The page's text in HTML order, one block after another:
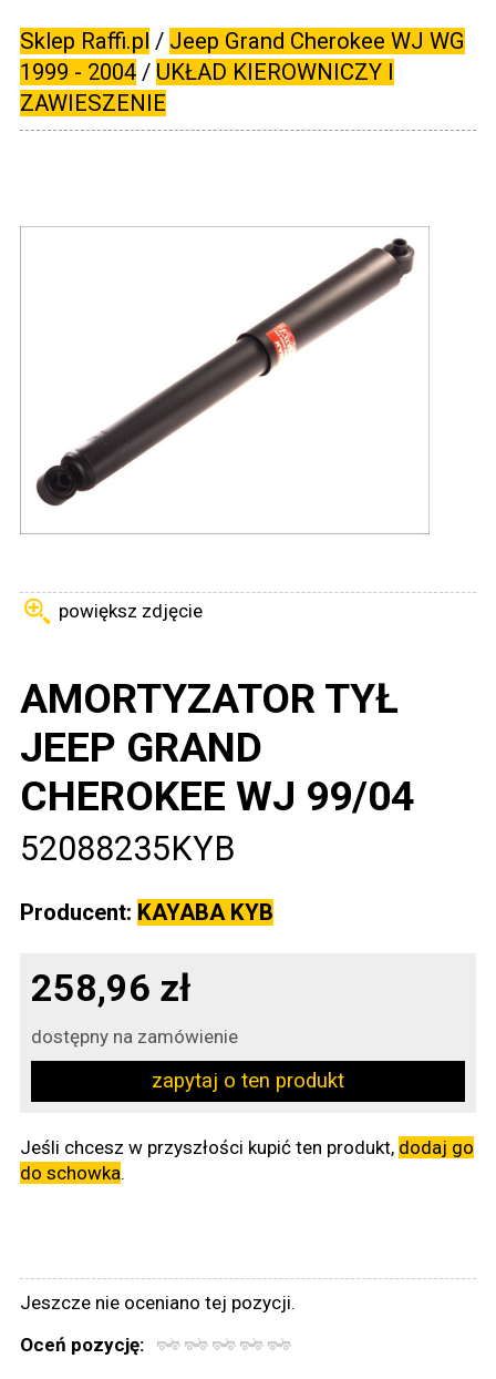
Sklep Raffi.pl / Jeep Grand Cherokee WJ WG
1999 - 2004/ UKŁAD KIEROWNICZY I
ZAWIESZENIE
powiększ zdjęcie
AMORTYZATOR TYŁ
JEEP GRAND
CHEROKEE WJ 99/04
52088235KYB
Producent: KAYABA KYB
258,96 zł
dostępny na zamówienie
zapytaj o ten produkt
Jeśli chcesz w przyszłości kupić ten produkt, dodaj go
do schowka.
Jeszcze nie oceniano tej pozycji.
Oceń pozycję: